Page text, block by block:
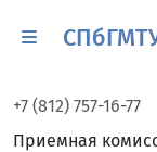
+7 (812) 757-16-77
Приемная